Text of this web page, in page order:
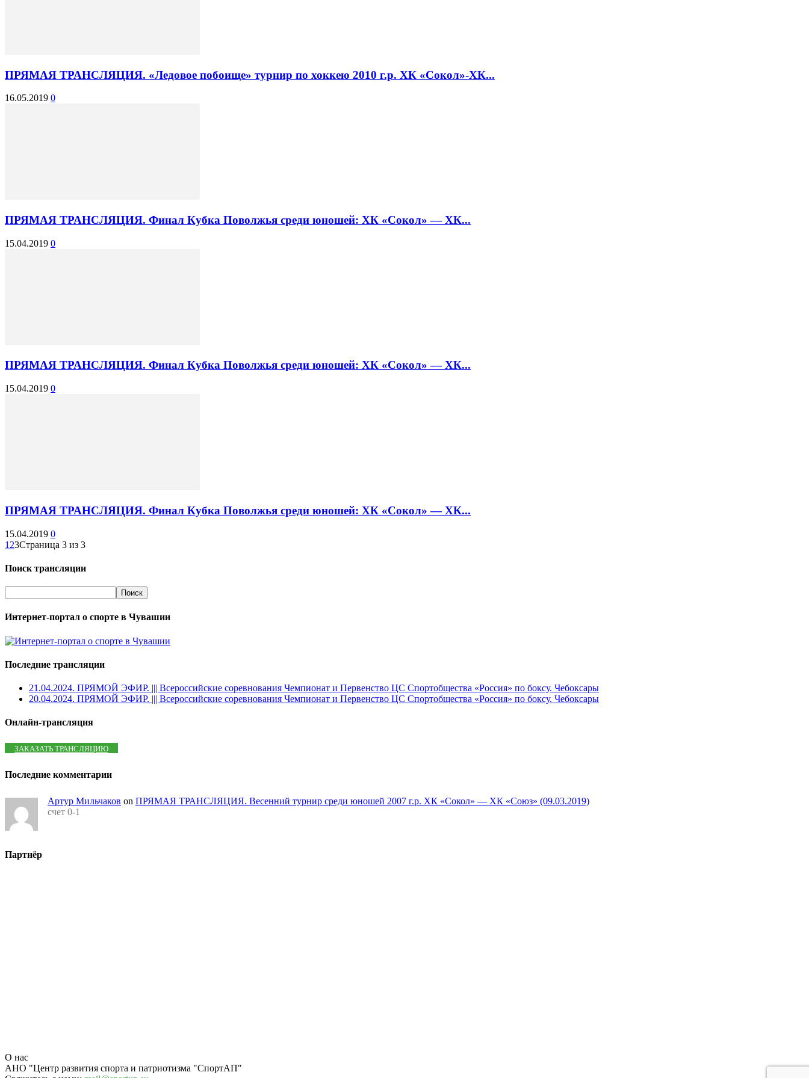
ПРЯМАЯ ТРАНСЛЯЦИЯ. «Ледовое побоище» турнир по хоккею 2010 г.р. ХК «Сокол»-ХК...
16.05.2019 0
ПРЯМАЯ ТРАНСЛЯЦИЯ. Финал Кубка Поволжья среди юношей: ХК «Сокол» — ХК...
15.04.2019 0
ПРЯМАЯ ТРАНСЛЯЦИЯ. Финал Кубка Поволжья среди юношей: ХК «Сокол» — ХК...
15.04.2019 0
ПРЯМАЯ ТРАНСЛЯЦИЯ. Финал Кубка Поволжья среди юношей: ХК «Сокол» — ХК...
15.04.2019 0
1 23Страница 3 из 3
Поиск трансляции
Интернет-портал о спорте в Чувашии
Последние трансляции
21.04.2024. ПРЯМОЙ ЭФИР. ||| Всероссийские соревнования Чемпионат и Первенство ЦС Спортобщества «Россия» по боксу. Чебоксары
20.04.2024. ПРЯМОЙ ЭФИР. ||| Всероссийские соревнования Чемпионат и Первенство ЦС Спортобщества «Россия» по боксу. Чебоксары
Онлайн-трансляция
ЗАКАЗАТЬ ТРАНСЛЯЦИЮ
Последние комментарии
Артур Мильчаков on ПРЯМАЯ ТРАНСЛЯЦИЯ. Весенний турнир среди юношей 2007 г.р. ХК «Сокол» — ХК «Союз» (09.03.2019)
счет 0-1
Партнёр
О нас
АНО "Центр развития спорта и патриотизма "СпортАП"